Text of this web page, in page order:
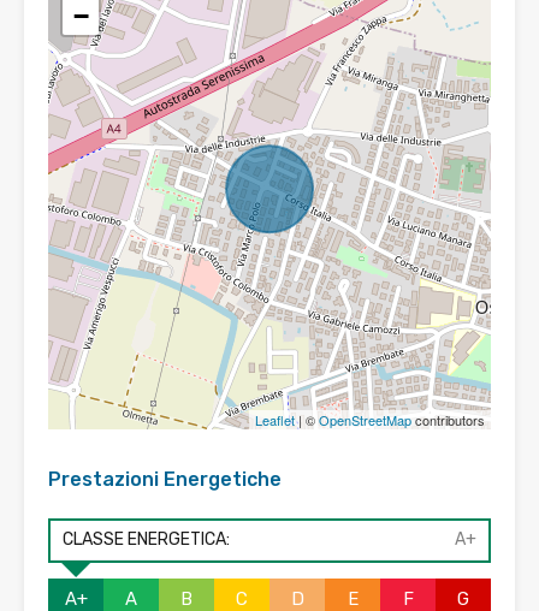
−
Leaflet| ©OpenStreetMapcontributors
Prestazioni Energetiche
CLASSE ENERGETICA: A+
A+ A B C D E F G